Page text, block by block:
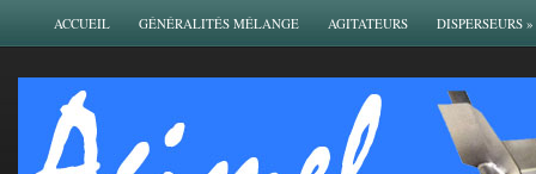
ACCUEIL GÉNÉRALITÉS MÉLANGE AGITATEURS DISPERSEURS »